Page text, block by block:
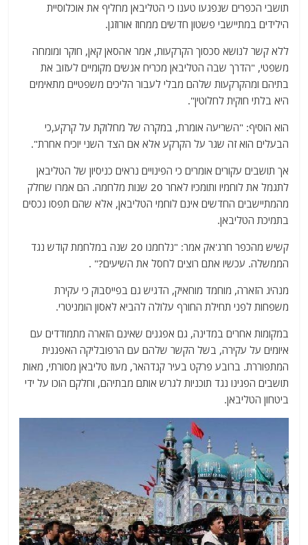
תושבי הכפרים שנפגעו טענו כי הטליבאן מחליף את אוכלוסיית
הילידים במתיישבי פשטון חדשים ממחוז אורוזגן.
ללא קשר לנושא סכסוך הקרקעות, אמר אהסאן קאן, חוקר ומומחה
משפטי, "הדרך שבה הטליבאן מכריח אנשים מקומיים לעזוב את
בתיהם ומהקרקעות שלהם מבלי לעבור הליכים משפטיים מתאימים
היא בלתי חוקית לחלוטין".
הוא הוסיף: "השריעה אומרת, במקרה של מחלוקת על קרקע,כי
הבעלים הוא זה שגר על הקרקע אלא אם הצד השני יוכיח אחרת".
אך תושבים עקורים אומרים כי הפינויים נראים כניסיון של הטליבאן
לתגמל את לוחמיו ותומכיו לאחר 20 שנות מלחמה. הם אמרו שחלק
מהמתיישבים החדשים אינם לוחמי הטליבאן, אלא שהם תפסו נכסים
בתמיכת הטליבאן.
קשיש מהכפר חרג'אק אמר: "נלחמנו 20 שנה במלחמת קודש נגד
הממשלה. עכשיו אתם רוצים לחסל את השיעים?" .
מנהיג הזארה, מוחמד מוחאיק, הדגיש גם בפייסבוק כי עקירת
משפחות לפני תחילת החורף עלולה להביא לאסון הומניטרי.
במקומות אחרים במדינה, גם אפגנים שאינם הזארה מתמודדים עם
איומים על עקירה, בשל הקשר שלהם עם הרפובליקה האפגנית
המתפוררת. ברובע פרקט בעיר קנדהאר, מעוז טליבאן מסורתי, מאות
תושבים הפגינו נגד תוכניות לגרש אותם מבתיהם, וחלקם הוכו על ידי
ביטחון הטליבאן.